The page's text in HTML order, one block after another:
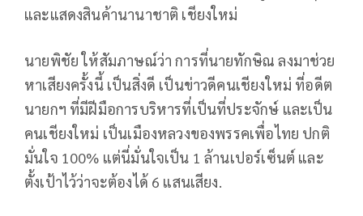
และแสดงสินค้านานาชาติ เชียงใหม่
นายพิชัย ให้สัมภาษณ์ว่า การที่นายทักษิณ ลงมาช่วย
หาเสียงครั้งนี้ เป็นสิ่งดี เป็นข่าวดีคนเชียงใหม่ ที่อดีต
นายกฯ ที่มีฝีมือการบริหารที่เป็นที่ประจักษ์ และเป็น
คนเชียงใหม่ เป็นเมืองหลวงของพรรคเพื่อไทย ปกติ
มั่นใจ 100% แต่นี่มั่นใจเป็น 1 ล้านเปอร์เซ็นต์ และ
ตั้งเป้าไว้ว่าจะต้องได้ 6 แสนเสียง.